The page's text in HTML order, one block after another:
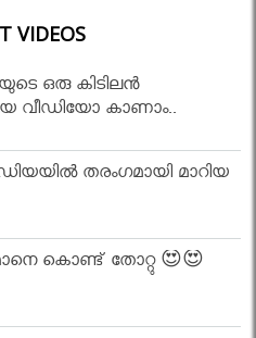
VIDEOS
ഒരു കിടിലൻ
വീഡിയോ കാണാം..
തരംഗമായി മാറിയ
കൊണ്ട് തോറ്റു 😍😍